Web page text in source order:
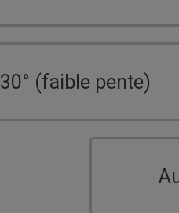
30° (faible pente)